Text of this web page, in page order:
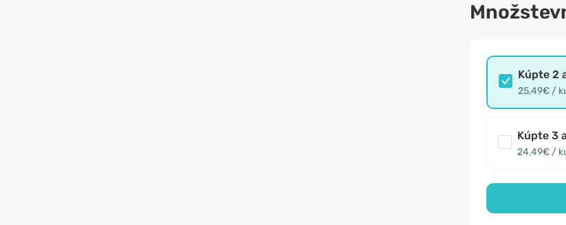
Kúpte 2
25,49€ /
Kúpte 3
24,49€ /